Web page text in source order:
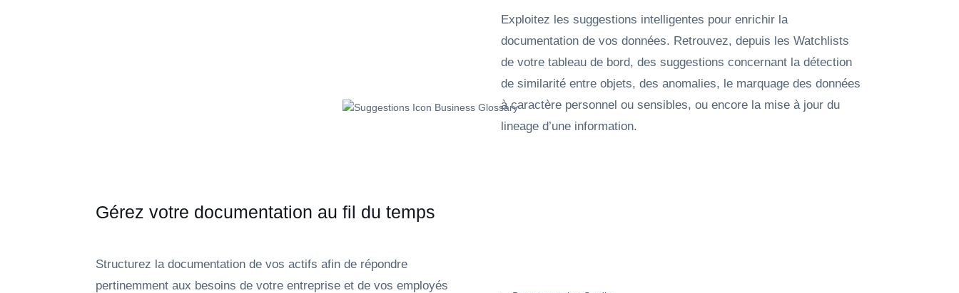
Exploitez les suggestions intelligentes pour enrichir la
documentation de vos données. Retrouvez, depuis les Watchlists
de votre tableau de bord, des suggestions concernant la détection
de similarité entre objets, des anomalies, le marquage des données
à caractère personnel ou sensibles, ou encore la mise à jour du
lineage d’une information.
Gérez votre documentation au fil du temps
Structurez la documentation de vos actifs afin de répondre
pertinemment aux besoins de votre entreprise et de vos employés